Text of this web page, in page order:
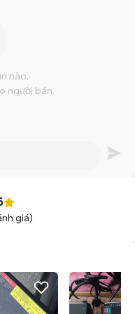
giá)
nào.
người bán.